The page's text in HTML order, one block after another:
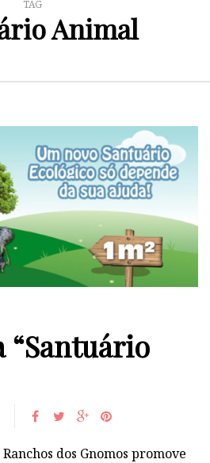
TAG
Animal
“Santuário
dos Gnomos promove